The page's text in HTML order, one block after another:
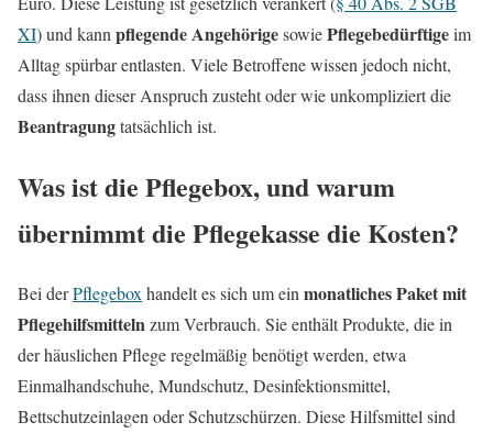
XI) und kann pflegende AngehörigesowiePflegebedürftigeim
Alltag spürbar entlasten. Viele Betroffene wissen jedoch nicht,
dass ihnen dieser Anspruch zusteht oder wie unkompliziert die
Beantragungtatsächlich ist.
Was ist die Pflegebox, und warum
übernimmt die Pflegekasse die Kosten?
Bei derPflegebox handelt es sich um ein monatliches Paket mit
Pflegehilfsmittelnzum Verbrauch. Sie enthält Produkte, die in
der häuslichen Pflege regelmäßig benötigt werden, etwa
Einmalhandschuhe, Mundschutz, Desinfektionsmittel,
Bettschutzeinlagen oder Schutzschürzen. Diese Hilfsmittel sind